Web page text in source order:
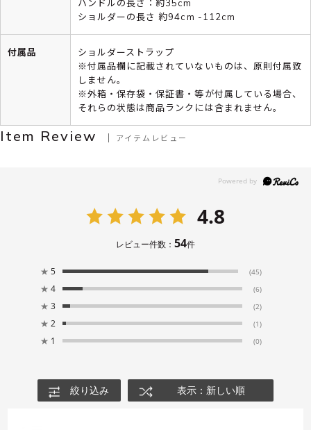
ハンドルの長さ：約35cm
ショルダーの長さ 約94cm -112cm
付属品
ショルダーストラップ
※付属品欄に記載されていないものは、原則付属致
しません。
※外箱・保存袋・保証書・等が付属している場合、
それらの状態は商品ランクには含まれません。
Item Review アイテムレビュー
4.8
レビュー件数： 54件
★ 5 (45)
★ 4 (6)
★ 3 (2)
★ 2 (1)
★ 1 (0)
絞り込み 表示：新しい順